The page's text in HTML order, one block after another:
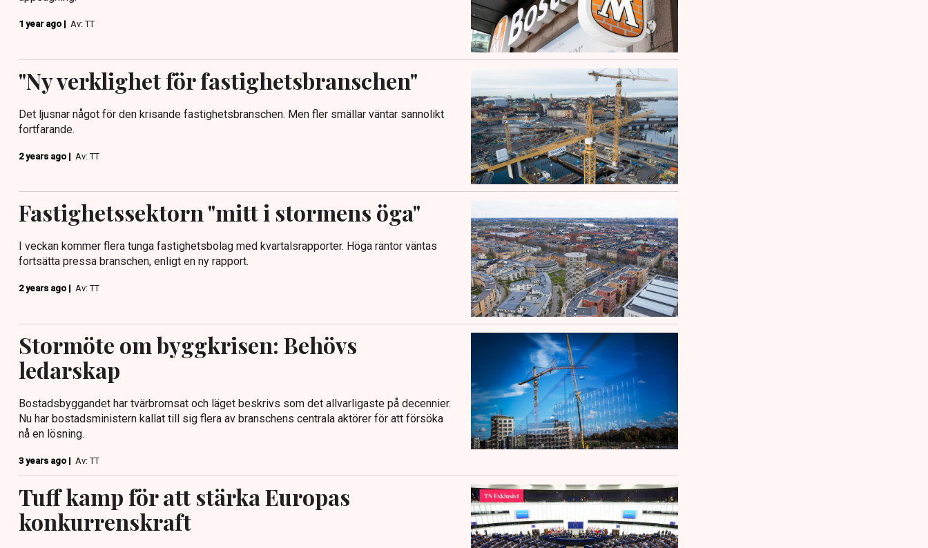
1 year ago | Av: TT
"Ny verklighet för fastighetsbranschen"
Det ljusnar något för den krisande fastighetsbranschen. Men fler smällar väntar sannolikt
fortfarande.
2 years ago | Av: TT
Fastighetssektorn "mitt i stormens öga"
I veckan kommer flera tunga fastighetsbolag med kvartalsrapporter. Höga räntor väntas
fortsätta pressa branschen, enligt en ny rapport.
2 years ago | Av: TT
Stormöte om byggkrisen: Behövs
ledarskap
Bostadsbyggandet har tvärbromsat och läget beskrivs som det allvarligaste på decennier.
Nu har bostadsministern kallat till sig flera av branschens centrala aktörer för att försöka
nå en lösning.
3 years ago | Av: TT
Tuff kamp för att stärka Europas
konkurrenskraft